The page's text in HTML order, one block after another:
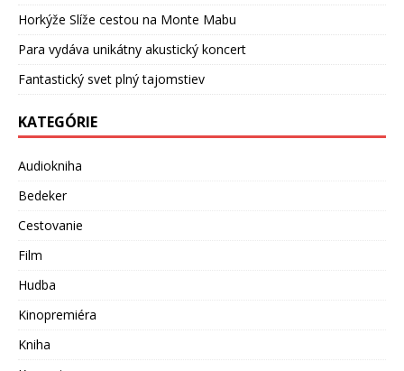
Horkýže Slíže cestou na Monte Mabu
Para vydáva unikátny akustický koncert
Fantastický svet plný tajomstiev
KATEGÓRIE
Audiokniha
Bedeker
Cestovanie
Film
Hudba
Kinopremiéra
Kniha